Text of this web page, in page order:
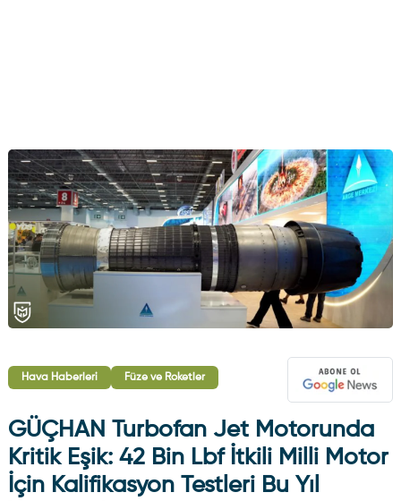
Hava Haberleri Füze ve Roketler
GÜÇHAN Turbofan Jet Motorunda
Kritik Eşik: 42 Bin Lbf İtkili Milli Motor
İçin Kalifikasyon Testleri Bu Yıl